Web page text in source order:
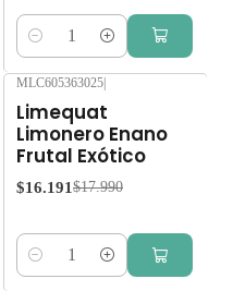
Cantidad
MLC605363025|
Limequat
Limonero Enano
Frutal Exótico
$16.191 $17.990
Cantidad